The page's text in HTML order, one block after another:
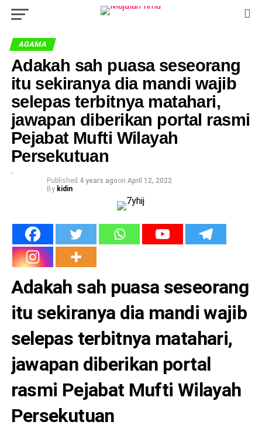
AGAMA
Adakah sah puasa seseorang
itu sekiranya dia mandi wajib
selepas terbitnya matahari,
jawapan diberikan portal rasmi
Pejabat Mufti Wilayah
Persekutuan
Published 4 years agoon April 12, 2022
By kidin
Adakah sah puasa seseorang
itu sekiranya dia mandi wajib
selepas terbitnya matahari,
jawapan diberikan portal
rasmi Pejabat Mufti Wilayah
Persekutuan